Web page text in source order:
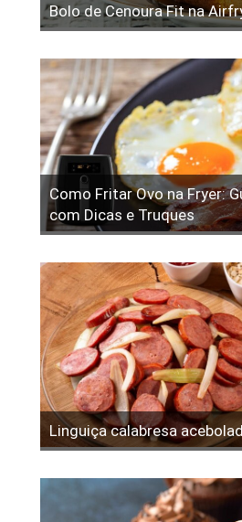
Bolo de Cenoura Fit na
Como Fritar Ovo na Fryer:
com Dicas e Truques
Linguiça calabresa